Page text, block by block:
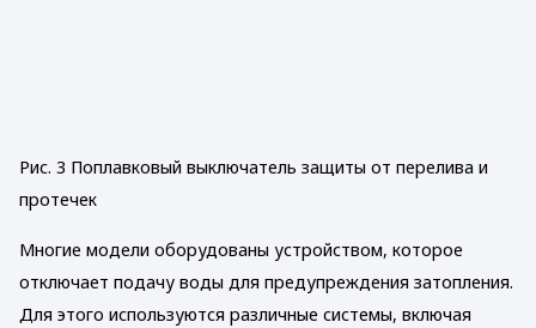
Рис. 3 Поплавковый выключатель защиты от перелива и
протечек
Многие модели оборудованы устройством, которое
отключает подачу воды для предупреждения затопления.
Для этого используются различные системы, включая